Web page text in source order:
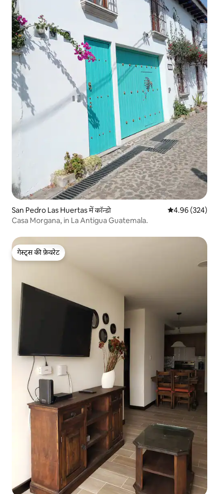
San Pedro Las Huertas में कॉन्डो औसत रेटिंग 5 में से
4.96 (324)
Casa Morgana, in La Antigua Guatemala.
गेस्ट्स की फ़ेवरेट
गेस्ट्स की फ़ेवरेट